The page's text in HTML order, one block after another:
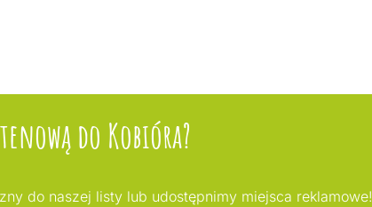
do Kobióra?
do naszej listy lub udostępnimy miejsca reklamowe!